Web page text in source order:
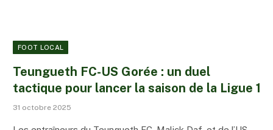
FOOT LOCAL
Teungueth FC-US Gorée : un duel
tactique pour lancer la saison de la Ligue 1
31 octobre 2025